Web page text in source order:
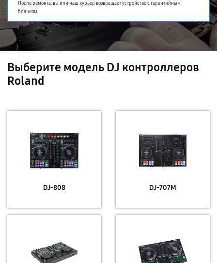
После ремонта, вы или наш курьер возвращает устройство с гарантийным
бланком.
Выберите модель DJ контроллеров
Roland
DJ-808 DJ-707M